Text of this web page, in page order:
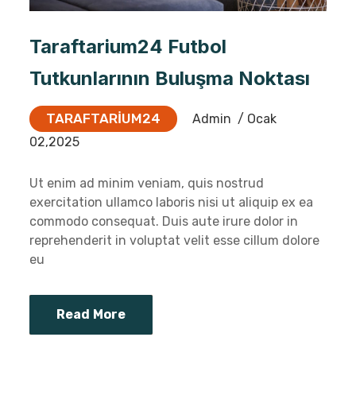
Taraftarium24 Futbol
Tutkunlarının Buluşma Noktası
TARAFTARIUM24 Admin / Ocak
02,2025
Ut enim ad minim veniam, quis nostrud
exercitation ullamco laboris nisi ut aliquip ex ea
commodo consequat. Duis aute irure dolor in
reprehenderit in voluptat velit esse cillum dolore
eu
Read More